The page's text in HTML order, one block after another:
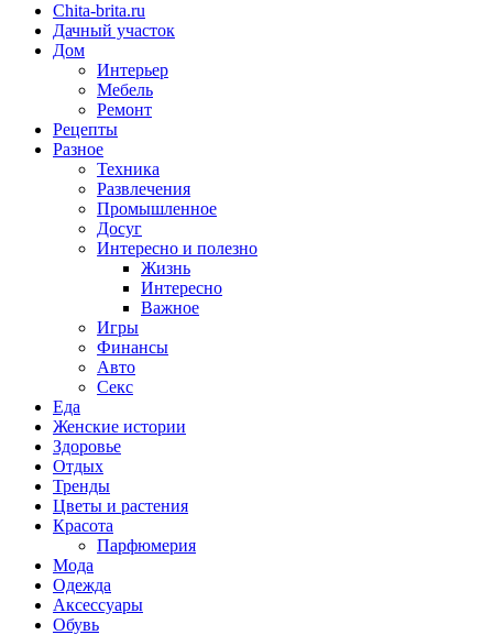
Chita-brita.ru
Дачный участок
Дом
Интерьер
Мебель
Ремонт
Рецепты
Разное
Техника
Развлечения
Промышленное
Досуг
Интересно и полезно
Жизнь
Интересно
Важное
Игры
Финансы
Авто
Секс
Еда
Женские истории
Здоровье
Отдых
Тренды
Цветы и растения
Красота
Парфюмерия
Мода
Одежда
Аксессуары
Обувь